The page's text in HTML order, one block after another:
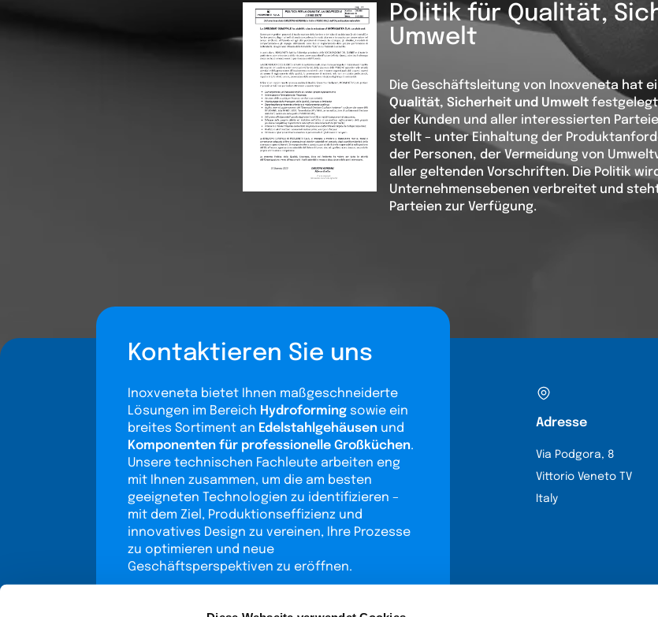
Politik für Qualität,
Umwelt
Die Geschäftsleitung von Inoxveneta hat
Qualität, Sicherheit und Umwelt
der Kunden und aller interessierten
stellt – unter Einhaltung der
der Personen, der Vermeidung von
aller geltenden Vorschriften. Die Politik
Unternehmensebenen verbreitet und
Parteien zur Verfügung.
Kontaktieren Sie uns
Inoxveneta bietet Ihnen maßgeschneiderte
Lösungen im Bereich Hydroforming sowie ein
breites Sortiment an Edelstahlgehäusen und
Komponenten für professionelle Großküchen.
Unsere technischen Fachleute arbeiten eng
mit Ihnen zusammen, um die am besten
geeigneten Technologien zu identifizieren –
mit dem Ziel, Produktionseffizienz und
innovatives Design zu vereinen, Ihre Prozesse
zu optimieren und neue
Geschäftsperspektiven zu eröffnen.
Adresse
Via Podgora, 8
Vittorio Veneto TV
Italy